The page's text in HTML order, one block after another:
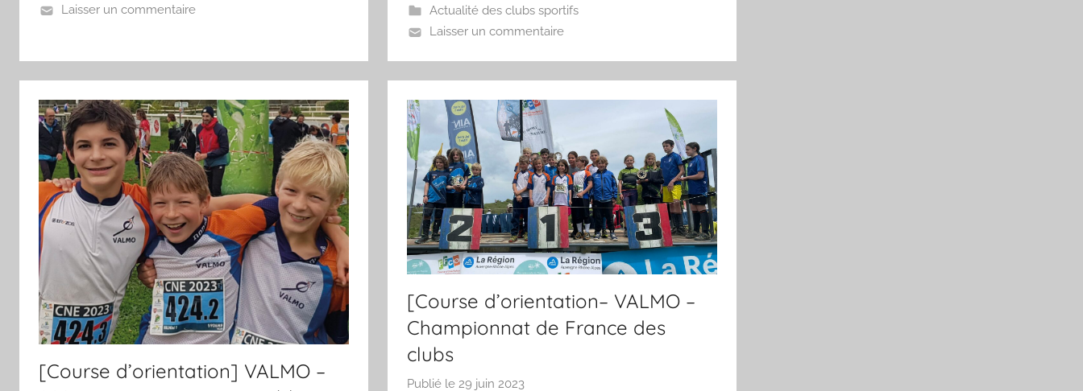
Laisser un commentaire
m
a
Actualité des clubs sportifs
Laisser un commentaire
[Course d’orientation] VALMO –
[Course d’orientation– VALMO –
Championnat de France des
clubs
Publié le29 juin 2023